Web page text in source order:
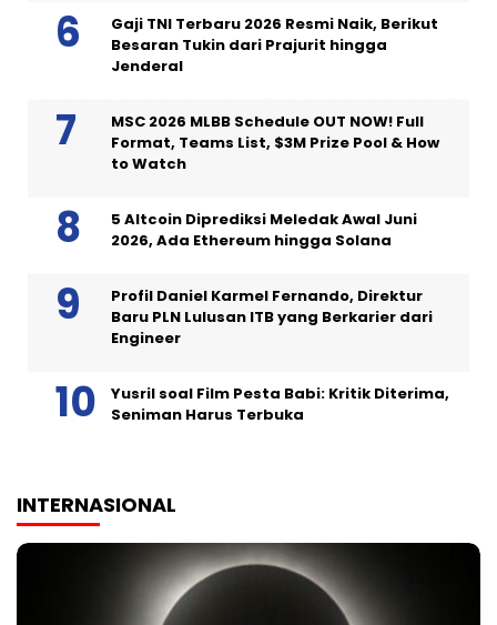
Gaji TNI Terbaru 2026 Resmi Naik, Berikut
Besaran Tukin dari Prajurit hingga
Jenderal
MSC 2026 MLBB Schedule OUT NOW! Full
Format, Teams List, $3M Prize Pool & How
to Watch
5 Altcoin Diprediksi Meledak Awal Juni
2026, Ada Ethereum hingga Solana
Profil Daniel Karmel Fernando, Direktur
Baru PLN Lulusan ITB yang Berkarier dari
Engineer
Yusril soal Film Pesta Babi: Kritik Diterima,
Seniman Harus Terbuka
INTERNASIONAL